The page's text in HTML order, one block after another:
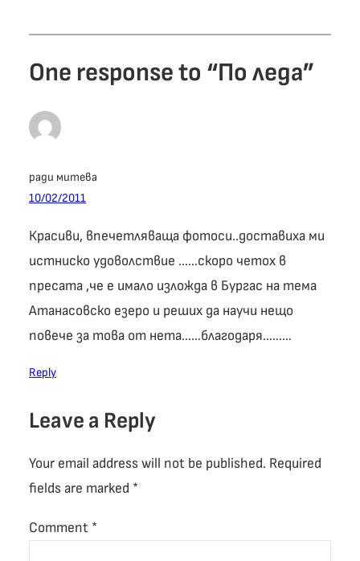
One response to “По леда”
ради митева
10/02/2011
Красиви, впечетляваща фотоси..доставиха ми
истниско удоволствие ……скоро четох в
пресата ,че е имало изложда в Бургас на тема
Атанасовско езеро и реших да научи нещо
повече за това от нета……благодаря………
Reply
Leave a Reply
Your email address will not be published. Required
fields are marked *
Comment *